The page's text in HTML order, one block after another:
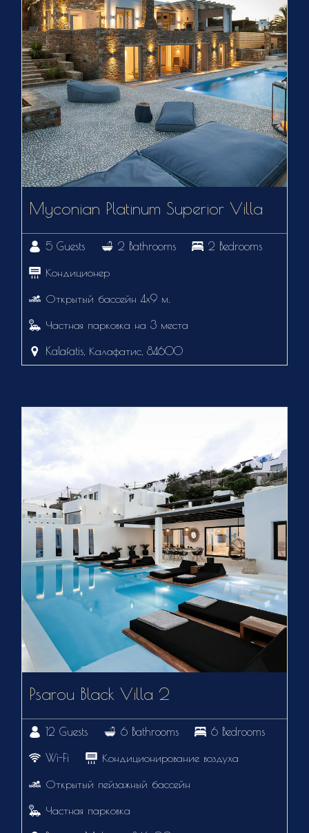
Myconian Platinum Superior Villa
5 Guests 2 Bathrooms 2 Bedrooms
Кондиционер
Открытый бассейн 4х9 м.
Частная парковка на 3 места
Kalafatis, Калафатис, 84600
Psarou Black Villa 2
12 Guests 6 Bathrooms 6 Bedrooms
Wi-Fi Кондиционирование воздуха
Открытый пейзажный бассейн
Частная парковка